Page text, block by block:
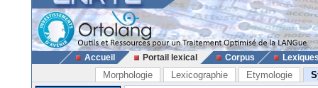
Accueil Portail lexical Corpus
Morphologie Lexicographie Etymologie